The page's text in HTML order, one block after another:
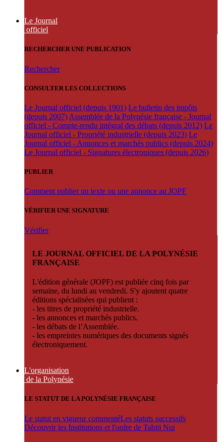
Le Journal
officiel
RECHERCHER UNE PUBLICATION
Rechercher
CONSULTER LES COLLECTIONS
Le Journal officiel (depuis 1901) Le bulletin des impôts
(depuis 2007) Assemblée de la Polynésie française - Journal
officiel - Compte-rendu intégral des débats (depuis 2012) Le
Journal officiel - Propriété industrielle (depuis 2023) Le
Journal officiel - Annonces et marchés publics (depuis 2024)
Le Journal officiel - Signatures électroniques (depuis 2026)
PUBLIER
Comment publier un texte ou une annonce au JOPF
VÉRIFIER UNE SIGNATURE
Vérifier
LE JOURNAL OFFICIEL DE LA POLYNÉSIE
FRANÇAISE
L'édition générale (JOPF) est publiée cinq fois par
semaine, du lundi au vendredi. S'y ajoutent quatre
éditions spécialisées qui publient :
- les titres de propriété industrielle.
- les annonces et marchés publics.
- les débats de l’Assemblée.
- les empreintes numériques des documents signés
électroniquement.
L'organisation
de la Polynésie
LE STATUT DE LA POLYNÉSIE FRANÇAISE
Le statut en vigueur commentéLes statuts successifs
Découvrir les Institutions et l'ordre de Tahiti Nui